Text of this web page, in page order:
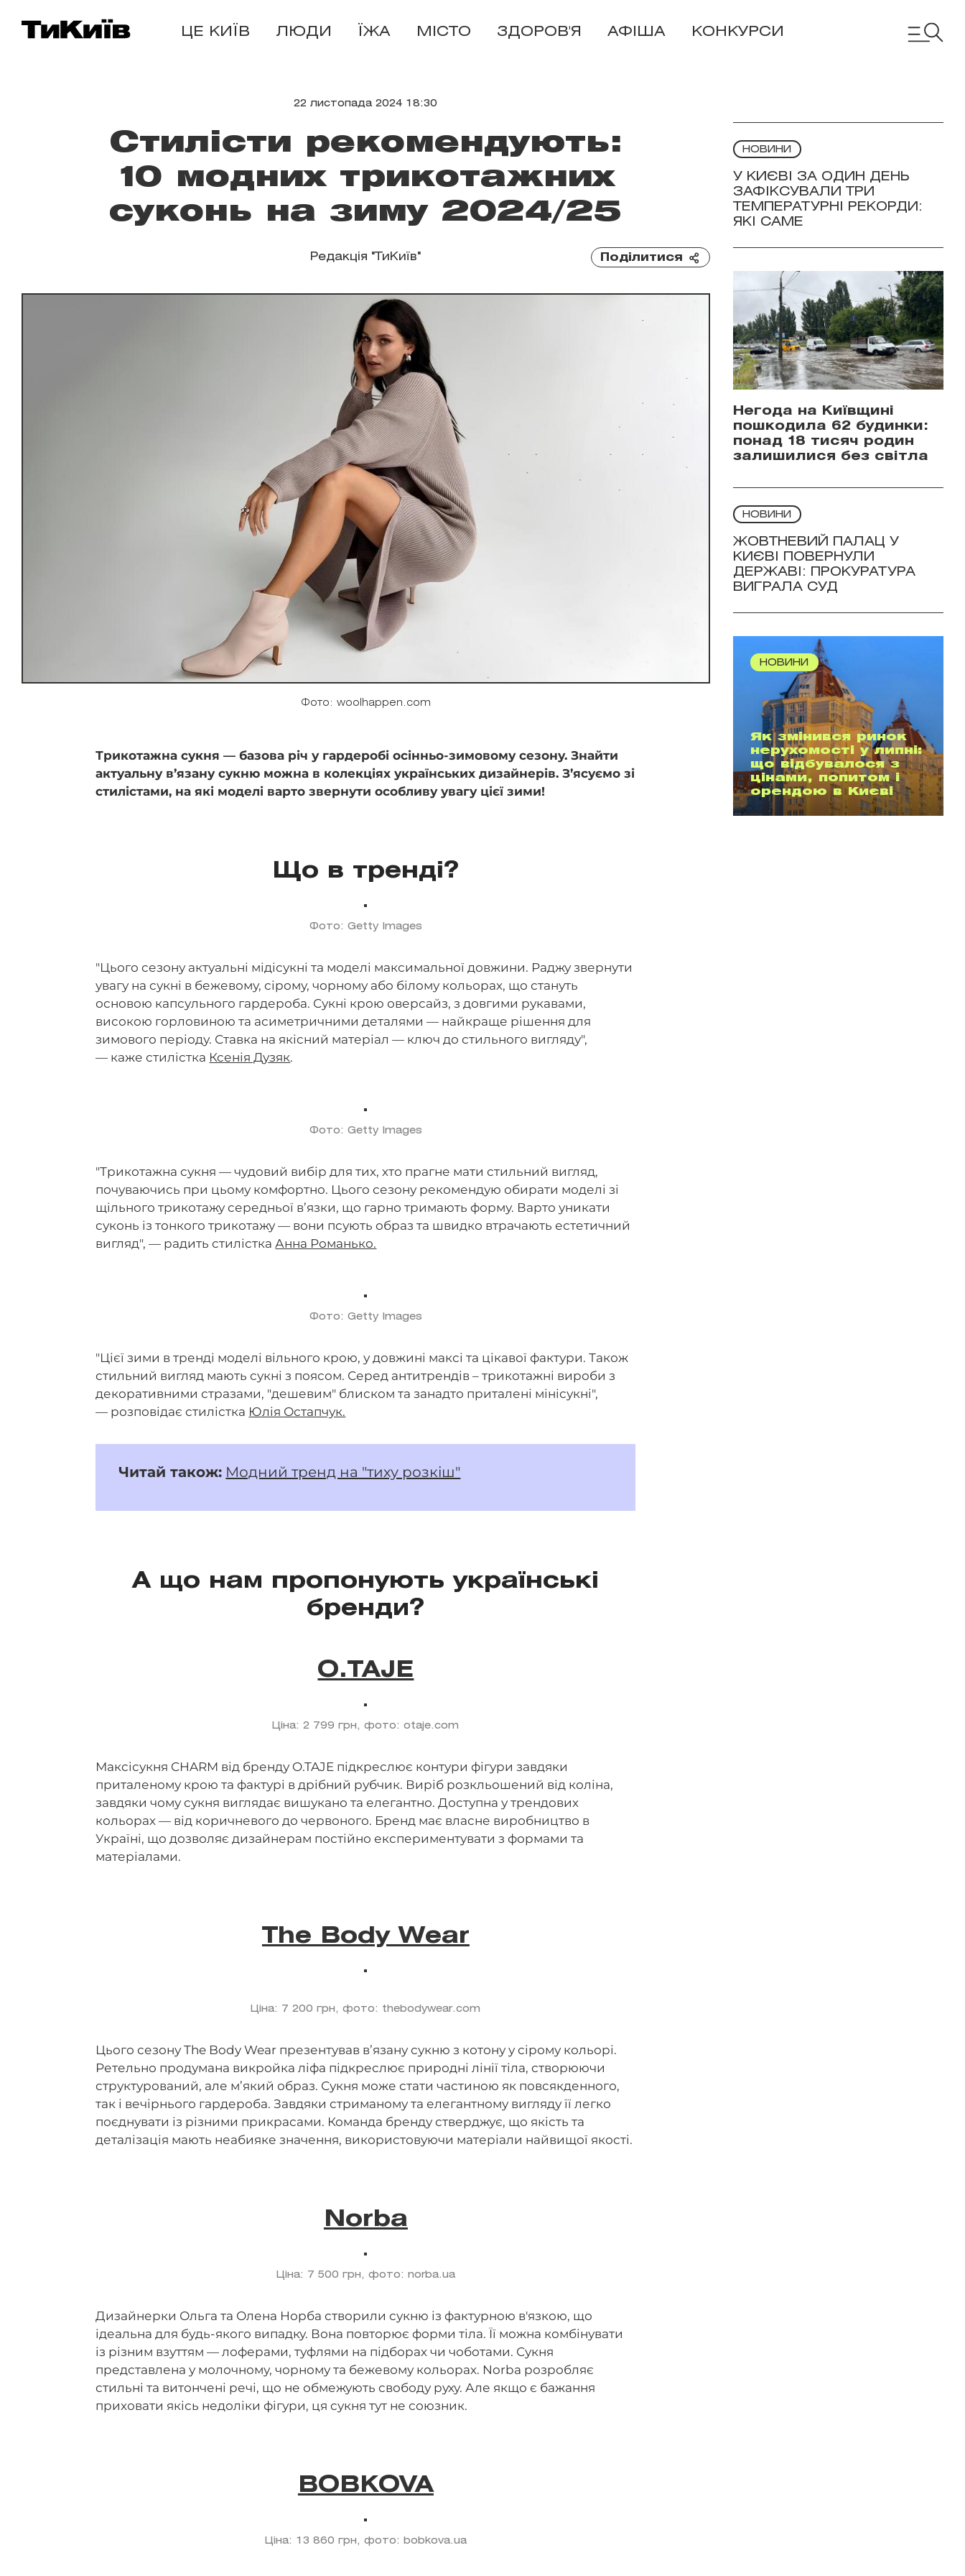
ЦЕ КИЇВ ЛЮДИ ЇЖА МІСТО ЗДОРОВ'Я АФІША КОНКУРСИ
22 листопада 2024 18:30
Стилісти рекомендують:
10 модних трикотажних
суконь на зиму 2024/25
Редакція "ТиКиїв" Поділитися
Фото: woolhappen.com
Трикотажна сукня — базова річ у гардеробі осінньо-зимовому сезону. Знайти
актуальну в’язану сукню можна в колекціях українських дизайнерів. З’ясуємо зі
стилістами, на які моделі варто звернути особливу увагу цієї зими!
Що в тренді?
Фото: Getty Images
"Цього сезону актуальні мідісукні та моделі максимальної довжини. Раджу звернути
увагу на сукні в бежевому, сірому, чорному або білому кольорах, що стануть
основою капсульного гардероба. Сукні крою оверсайз, з довгими рукавами,
високою горловиною та асиметричними деталями — найкраще рішення для
зимового періоду. Ставка на якісний матеріал — ключ до стильного вигляду",
— каже стилістка Ксенія Дузяк.
Фото: Getty Images
"Трикотажна сукня — чудовий вибір для тих, хто прагне мати стильний вигляд,
почуваючись при цьому комфортно. Цього сезону рекомендую обирати моделі зі
щільного трикотажу середньої в’язки, що гарно тримають форму. Варто уникати
суконь із тонкого трикотажу — вони псують образ та швидко втрачають естетичний
вигляд", — радить стилісткаАнна Романько.
Фото: Getty Images
"Цієї зими в тренді моделі вільного крою, у довжині максі та цікавої фактури. Також
стильний вигляд мають сукні з поясом. Серед антитрендів – трикотажні вироби з
декоративними стразами, "дешевим" блиском та занадто приталені мінісукні",
— розповідає стилістка Юлія Остапчук.
Читай також: Модний тренд на "тиху розкіш"
А що нам пропонують українські
бренди?
O.TAJE
Ціна: 2 799 грн, фото: otaje.com
Максісукня CHARM від бренду O.TAJE підкреслює контури фігури завдяки
приталеному крою та фактурі в дрібний рубчик. Виріб розкльошений від коліна,
завдяки чому сукня виглядає вишукано та елегантно. Доступна у трендових
кольорах — від коричневого до червоного. Бренд має власне виробництво в
Україні, що дозволяє дизайнерам постійно експериментувати з формами та
матеріалами.
The Body Wear
Ціна: 7 200 грн, фото: thebodywear.com
Цього сезону The Body Wear презентував вʼязану сукню з котону у сірому кольорі.
Ретельно продумана викройка ліфа підкреслює природні лінії тіла, створюючи
структурований, але м’який образ. Сукня може стати частиною як повсякденного,
так і вечірнього гардероба. Завдяки стриманому та елегантному вигляду її легко
поєднувати із різними прикрасами. Команда бренду стверджує, що якість та
деталізація мають неабияке значення, використовуючи матеріали найвищої якості.
Norba
Ціна: 7 500 грн, фото: norba.ua
Дизайнерки Ольга та Олена Норба створили сукню із фактурною в'язкою, що
ідеальна для будь-якого випадку. Вона повторює форми тіла. Її можна комбінувати
із різним взуттям — лоферами, туфлями на підборах чи чоботами. Сукня
представлена у молочному, чорному та бежевому кольорах. Norba розробляє
стильні та витончені речі, що не обмежують свободу руху. Але якщо є бажання
приховати якісь недоліки фігури, ця сукня тут не союзник.
BOBKOVA
Ціна: 13 860 грн, фото: bobkova.ua
НОВИНИ
У КИЄВІ ЗА ОДИН ДЕНЬ
ЗАФІКСУВАЛИ ТРИ
ТЕМПЕРАТУРНІ РЕКОРДИ:
ЯКІ САМЕ
Негода на Київщині
пошкодила 62 будинки:
понад 18 тисяч родин
залишилися без світла
НОВИНИ
ЖОВТНЕВИЙ ПАЛАЦ У
КИЄВІ ПОВЕРНУЛИ
ДЕРЖАВІ: ПРОКУРАТУРА
ВИГРАЛА СУД
НОВИНИ
Як змінився ринок
нерухомості у липні:
що відбувалося з
цінами, попитом і
орендою в Києві